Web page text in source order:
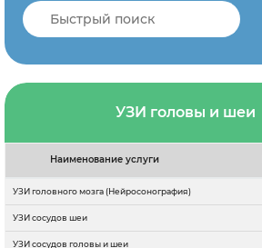
УЗИ головы и шеи
Наименование услуги
УЗИ головного мозга (Нейросонография)
УЗИ сосудов шеи
УЗИ сосудов головы и шеи